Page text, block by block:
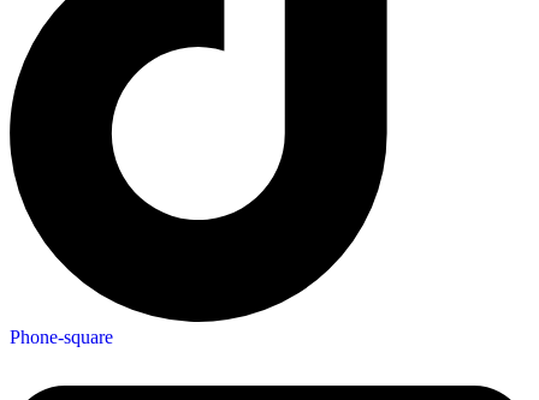
Phone-square